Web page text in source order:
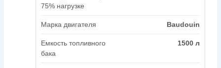
75% нагрузке
Марка двигателя Baudouin
Емкость топливного
бака
1500 л